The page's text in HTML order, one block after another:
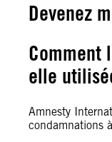
Devenez
Comment
elle
Amnesty
condamnations